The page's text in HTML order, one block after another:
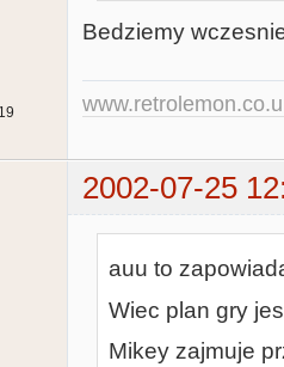
Bedziemy
2002-07-25
auu to
Wiec plan gry
Mikey zajmuje